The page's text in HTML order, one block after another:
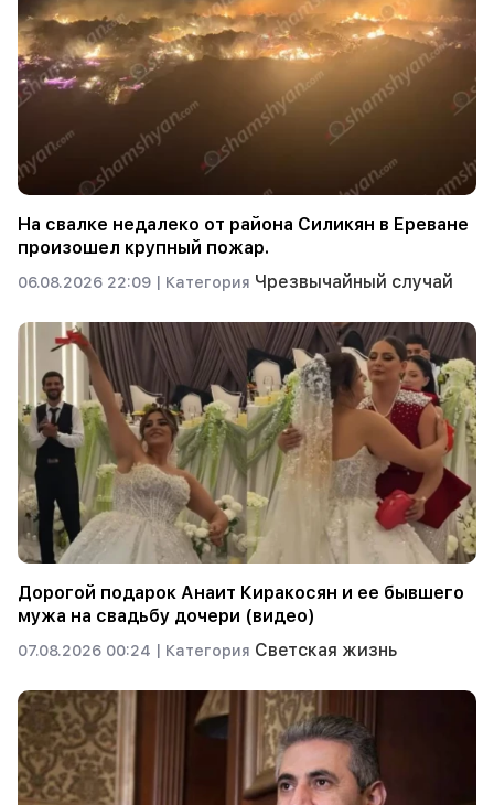
На свалке недалеко от района Силикян в Ереване
произошел крупный пожар.
06.08.2026 22:09 | Категория Чрезвычайный случай
Дорогой подарок Анаит Киракосян и ее бывшего
мужа на свадьбу дочери (видео)
07.08.2026 00:24 | Категория Светская жизнь